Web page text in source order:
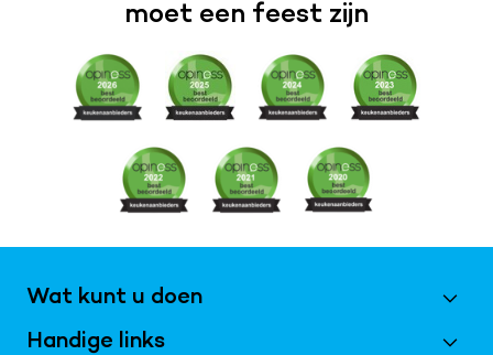
moet een feest zijn
Wat kunt u doen
Maak een afspraak
Handige links